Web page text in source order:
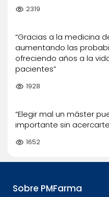
visibility 2319
“Gracias a la medicina
aumentando las
ofreciendo años a la
pacientes”
visibility 1928
“Elegir mal un máster
importante sin
visibility 1652
Sobre PMFarma